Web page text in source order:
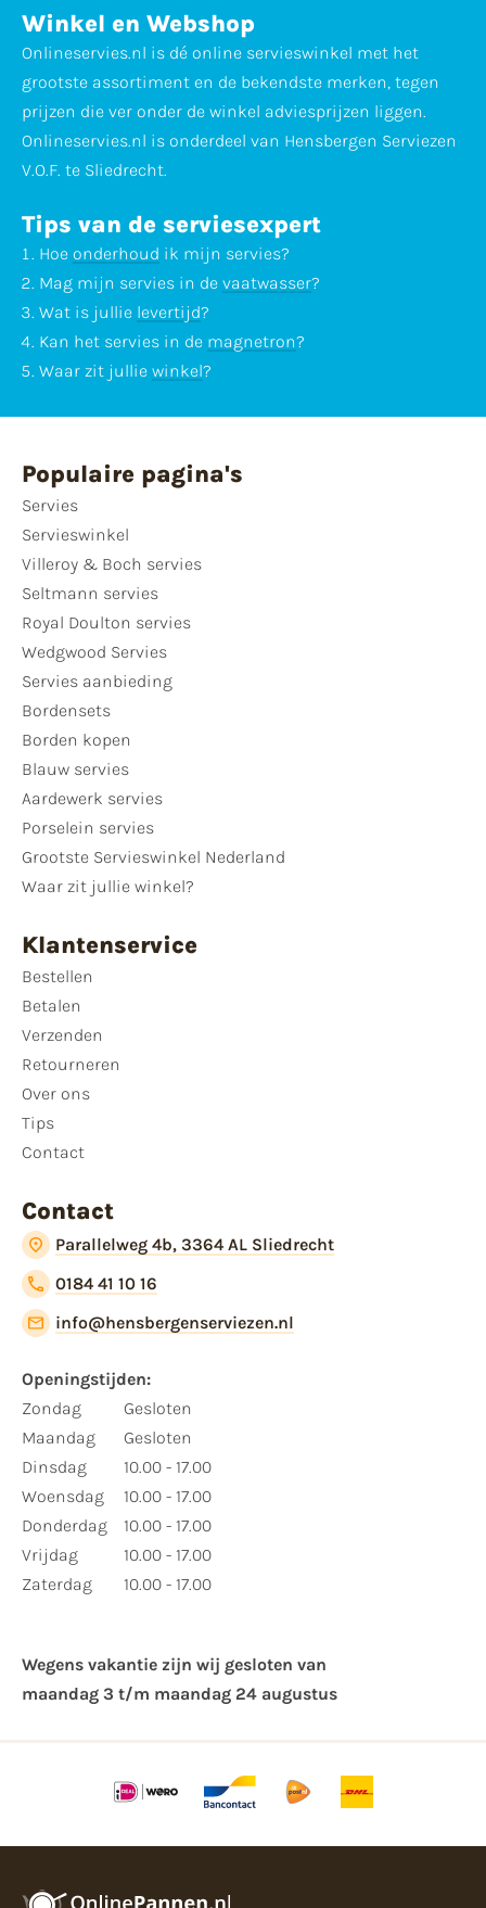
Winkel en Webshop
Onlineservies.nl is dé online servieswinkel met het
grootste assortiment en de bekendste merken, tegen
prijzen die ver onder de winkel adviesprijzen liggen.
Onlineservies.nl is onderdeel van Hensbergen Serviezen
V.O.F. te Sliedrecht.
Tips van de serviesexpert
Hoe onderhoud ik mijn servies?
Mag mijn servies in de vaatwasser?
Wat is jullie levertijd?
Kan het servies in de magnetron?
Waar zit jullie winkel?
Populaire pagina's
Servies
Servieswinkel
Villeroy & Boch servies
Seltmann servies
Royal Doulton servies
Wedgwood Servies
Servies aanbieding
Bordensets
Borden kopen
Blauw servies
Aardewerk servies
Porselein servies
Grootste Servieswinkel Nederland
Waar zit jullie winkel?
Klantenservice
Bestellen
Betalen
Verzenden
Retourneren
Over ons
Tips
Contact
Contact
Parallelweg 4b, 3364 AL Sliedrecht
0184 41 10 16
info@hensbergenserviezen.nl
Openingstijden:
Zondag
Maandag
Dinsdag
Woensdag
Donderdag
Vrijdag
Zaterdag
Gesloten
Gesloten
10.00 - 17.00
10.00 - 17.00
10.00 - 17.00
10.00 - 17.00
10.00 - 17.00
Wegens vakantie zijn wij gesloten van ​
maandag 3 t/m maandag 24 augustus